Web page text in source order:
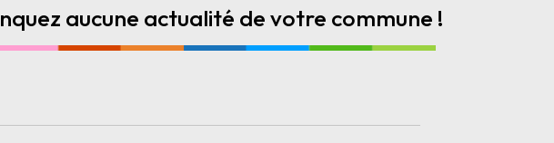
aucune actualité de votre commune !